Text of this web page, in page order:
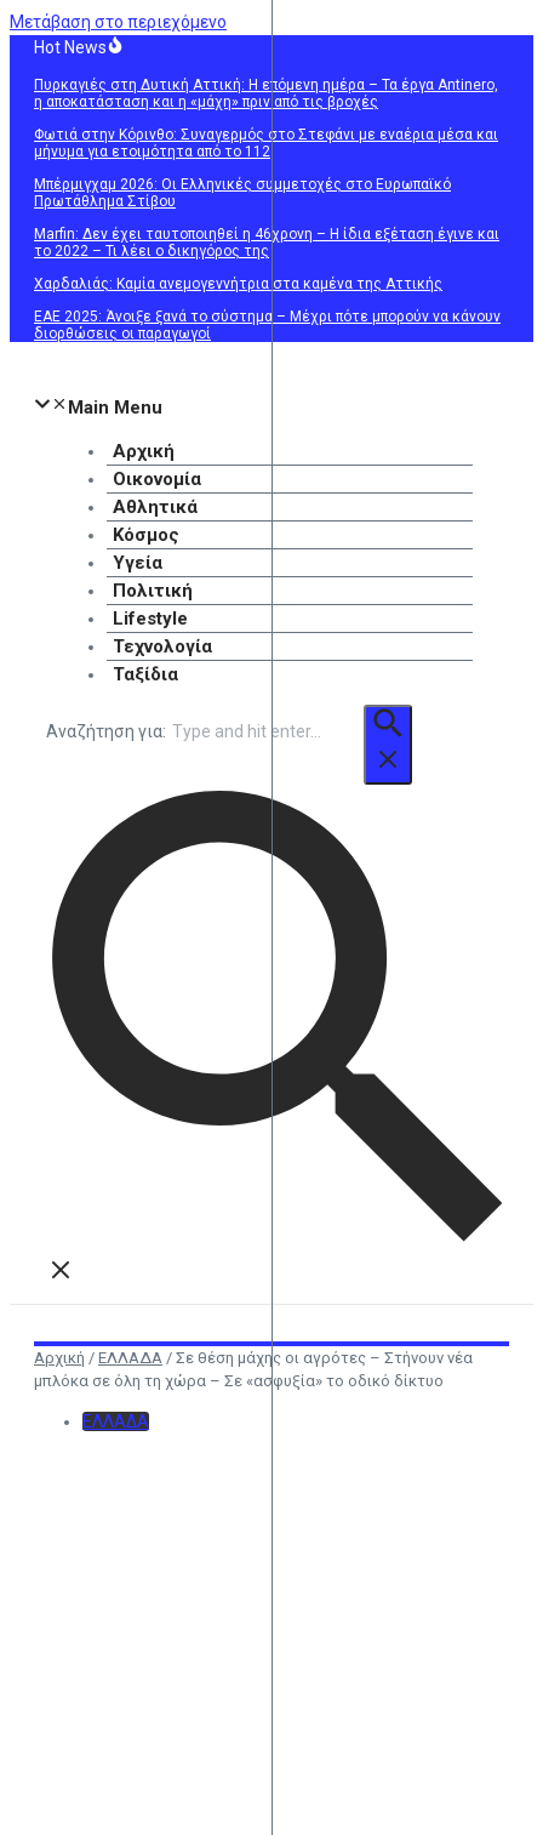
Μετάβαση στο περιεχόμενο
Hot News
Πυρκαγιές στη Δυτική Αττική: Η επόμενη ημέρα – Τα έργα Antinero,
η αποκατάσταση και η «μάχη» πριν από τις βροχές
Φωτιά στην Κόρινθο: Συναγερμός στο Στεφάνι με εναέρια μέσα και
μήνυμα για ετοιμότητα από το 112
Μπέρμιγχαμ 2026: Οι Ελληνικές συμμετοχές στο Ευρωπαϊκό
Πρωτάθλημα Στίβου
Marfin: Δεν έχει ταυτοποιηθεί η 46χρονη – Η ίδια εξέταση έγινε και
το 2022 – Τι λέει ο δικηγόρος της
Χαρδαλιάς: Καμία ανεμογεννήτρια στα καμένα της Αττικής
ΕΑΕ 2025: Άνοιξε ξανά το σύστημα – Μέχρι πότε μπορούν να κάνουν
διορθώσεις οι παραγωγοί
Main Menu
Αρχική
Οικονομία
Αθλητικά
Κόσμος
Υγεία
Πολιτική
Lifestyle
Τεχνολογία
Ταξίδια
Αναζήτηση για:
Αρχική / ΕΛΛΑΔΑ / Σε θέση μάχης οι αγρότες – Στήνουν νέα
μπλόκα σε όλη τη χώρα – Σε «ασφυξία» το οδικό δίκτυο
ΕΛΛΑΔΑ